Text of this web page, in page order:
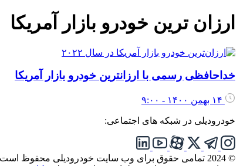
ارزان ترین خودرو بازار آمریکا
خداحافظی رسمی با ارزانترین خودرو بازار آمریکا
خودرودیلی در شبکه های اجتماعی:
© 2024 تمامی حقوق برای وب سایت خودرودیلی محفوظ است.